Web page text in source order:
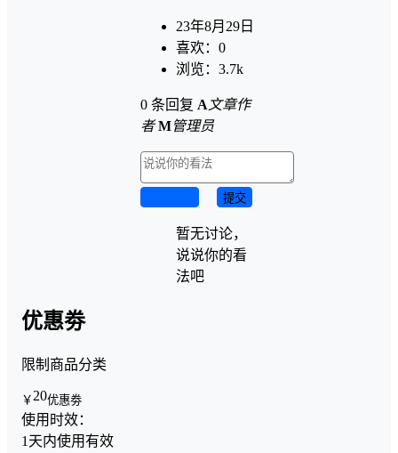
23年8月29日
喜欢： 0
浏览： 3.7k
0 条回复 A 文章作
者 M管理员
提交
暂无讨论，
说说你的看
法吧
优惠劵
限制商品分类
￥ 20优惠劵
使用时效：
1天内使用有效